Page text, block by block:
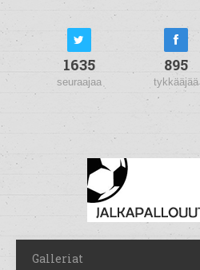
1635
seuraajaa
895
tykkääjää
Galleriat